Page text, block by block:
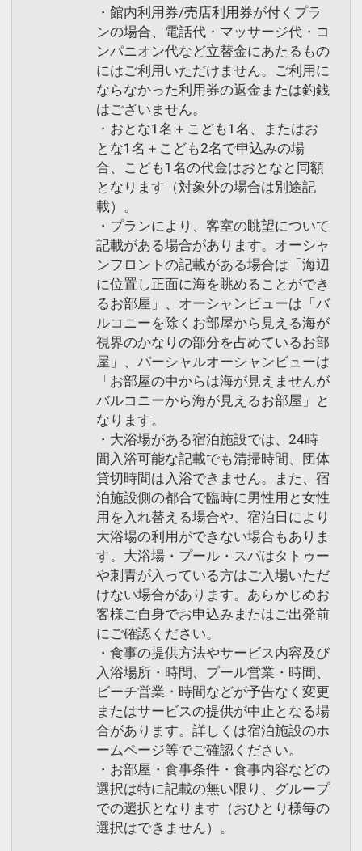
族館は、人気のスナメリ、カワウソ、ペ
ンギンなど館内を10のゾーンで展開。
「いやし」と「ふれあい」をコンセプト
に、海の生きものを中心とした約350
種、13，000点以上を展示しています。
設定期間：2026年4月1日～2027年3月
インターネットコース番号：DP-1-
17404353
・館内利用券/売店利用券が付くプラ
ンの場合、電話代・マッサージ代・コ
ンパニオン代など立替金にあたるもの
にはご利用いただけません。ご利用に
ならなかった利用券の返金または釣銭
はございません。
・おとな1名＋こども1名、またはお
とな1名＋こども2名で申込みの場
合、こども1名の代金はおとなと同額
となります（対象外の場合は別途記
載）。
・プランにより、客室の眺望について
記載がある場合があります。オーシャ
ンフロントの記載がある場合は「海辺
に位置し正面に海を眺めることができ
るお部屋」、オーシャンビューは「バ
ルコニーを除くお部屋から見える海が
視界のかなりの部分を占めているお部
屋」、パーシャルオーシャンビューは
「お部屋の中からは海が見えませんが
バルコニーから海が見えるお部屋」と
なります。
・大浴場がある宿泊施設では、24時
間入浴可能な記載でも清掃時間、団体
貸切時間は入浴できません。また、宿
泊施設側の都合で臨時に男性用と女性
用を入れ替える場合や、宿泊日により
大浴場の利用ができない場合もありま
す。大浴場・プール・スパはタトゥー
や刺青が入っている方はご入場いただ
けない場合があります。あらかじめお
客様ご自身でお申込みまたはご出発前
にご確認ください。
・食事の提供方法やサービス内容及び
入浴場所・時間、プール営業・時間、
ビーチ営業・時間などが予告なく変更
またはサービスの提供が中止となる場
合があります。詳しくは宿泊施設のホ
ームページ等でご確認ください。
・お部屋・食事条件・食事内容などの
選択は特に記載の無い限り、グループ
での選択となります（おひとり様毎の
選択はできません）。